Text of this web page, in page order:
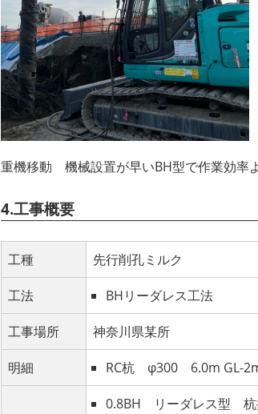
重機移動 機械設置が早いBH型で作業効率
4.工事概要
工種 先行削孔ミルク
工法 BHリーダレス工法
工事場所 神奈川県某所
明細 RC杭 φ300 6.0m GL-
0.8BH リーダレス型 杭